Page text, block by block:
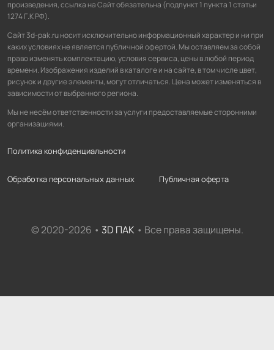
произведения, ссылка на Сайт обязательна (подпункт 1 пункта 1 статьи
1274 Г.К РФ).
Сайт 3d-pak.ru носит исключительно информационный характер и ни при
каких условиях не является публичной офертой. Мы оставляем за собой
право изменять комплектацию, условия сервиса, цены в любой период
времени. Изображения изделий в каталоге и на сайте, в том числе цвет,
рисунок и другие элементы, могут отличаться. Цена может изменяться в
зависимости от выбранного региона.
Мы не несём ответственности за услуги предоставляемые сторонними
организациями.
Политика конфиденциальности
Обработка персональных данных Публичная оферта
© 2020-2026 • 3D ПАК• Все права защищены.